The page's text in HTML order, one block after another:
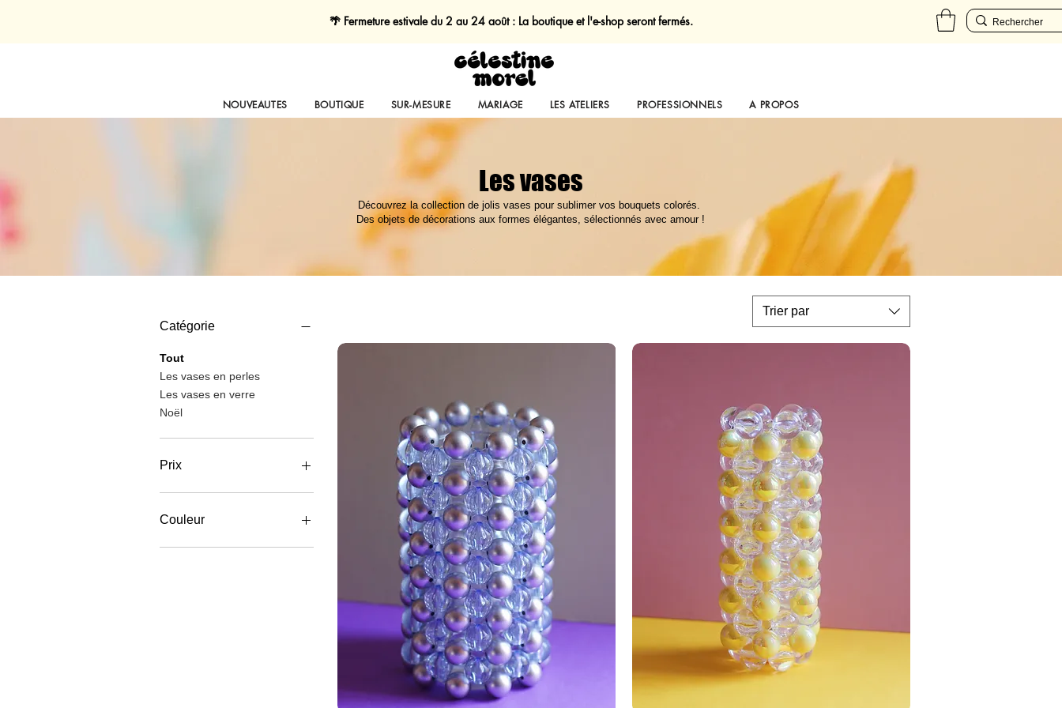
🌴 Fermeture estivale du 2 au 24 août : La boutique et l'e-shop seront fermés.
NOUVEAUTES BOUTIQUE SUR-MESURE MARIAGE LES ATELIERS PROFESSIONNELS A PROPOS
Les vases
Découvrez la collection de jolis vases pour sublimer vos bouquets colorés.
Des objets de décorations aux formes élégantes, sélectionnés avec amour !
Catégorie
Tout
Les vases en perles
Les vases en verre
Noël
Prix
12 €
Couleur
Rouge
Trier par